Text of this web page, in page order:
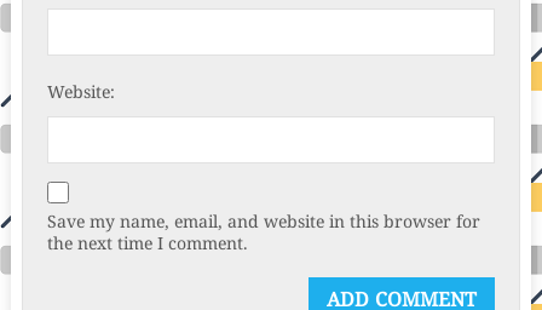
Website:
Save my name, email, and website in this browser for
the next time I comment.